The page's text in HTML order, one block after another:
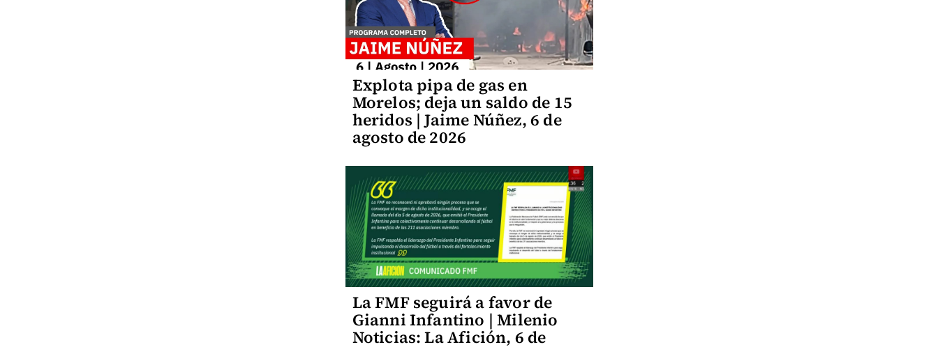
Explota pipa de gas en
Morelos; deja un saldo de 15
heridos | Jaime Núñez, 6 de
agosto de 2026
La FMF seguirá a favor de
Gianni Infantino | Milenio
Noticias: La Afición, 6 de